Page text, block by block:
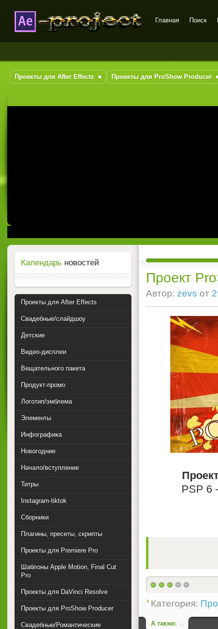
Главная Поиск
Проекты для After Effects Проекты для ProShow Producer
Проект
Автор: zevs от
PSP 6
Категория:
А также:
Календарь новостей
Проекты для After Effects
Свадебные/слайдшоу
Детские
Видео-дисплеи
Вещательного пакета
Продукт-промо
Логотип/эмблема
Элементы
Инфографика
Новогодние
Начало/вступление
Титры
Instagram-tiktok
Сборники
Плагины, пресеты, скрипты
Проекты для Premiere Pro
Шаблоны Apple Motion, Final Cut
Pro
Проекты для DaVinci Resolve
Проекты для ProShow Producer
Свадебные/Романтические